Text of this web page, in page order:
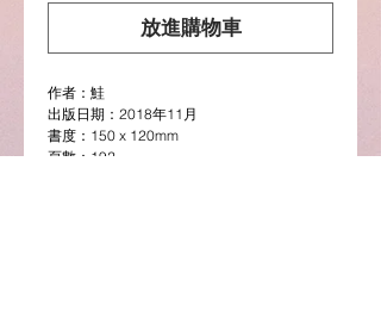
價
格
價
格
放進購物車
作者：鮭
出版日期：2018年11月
書度：150 x 120mm
頁數：192